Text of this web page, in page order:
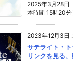
2025年3月28日
本時間 15時20
2023年12月3日 :
サテライト・
リンクを見る